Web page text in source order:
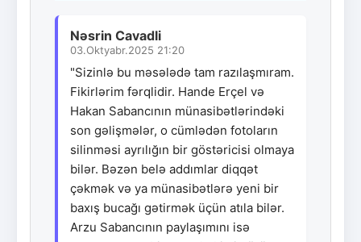
Nəsrin Cavadli
03.Oktyabr.2025 21:20
"Sizinlə bu məsələdə tam razılaşmıram.
Fikirlərim fərqlidir. Hande Erçel və
Hakan Sabancının münasibətlərindəki
son gəlişmələr, o cümlədən fotoların
silinməsi ayrılığın bir göstəricisi olmaya
bilər. Bəzən belə addımlar diqqət
çəkmək və ya münasibətlərə yeni bir
baxış bucağı gətirmək üçün atıla bilər.
Arzu Sabancının paylaşımını isə